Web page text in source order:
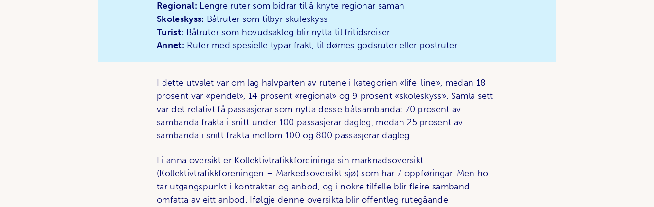
Regional: Lengre ruter som bidrar til å knyte regionar saman
Skoleskyss: Båtruter som tilbyr skuleskyss
Turist: Båtruter som hovudsakleg blir nytta til fritidsreiser
Annet: Ruter med spesielle typar frakt, til dømes godsruter eller postruter
I dette utvalet var om lag halvparten av rutene i kategorien «life-line», medan 18
prosent var «pendel», 14 prosent «regional» og 9 prosent «skoleskyss». Samla sett
var det relativt få passasjerar som nytta desse båtsambanda: 70 prosent av
sambanda frakta i snitt under 100 passasjerar dagleg, medan 25 prosent av
sambanda i snitt frakta mellom 100 og 800 passasjerar dagleg.
Ei anna oversikt er Kollektivtrafikkforeininga sin marknadsoversikt
(Kollektivtrafikkforeningen – Markedsoversikt sjø) som har 7 oppføringar. Men ho
tar utgangspunkt i kontraktar og anbod, og i nokre tilfelle blir fleire samband
omfatta av eitt anbod. Ifølgje denne oversikta blir offentleg rutegåande